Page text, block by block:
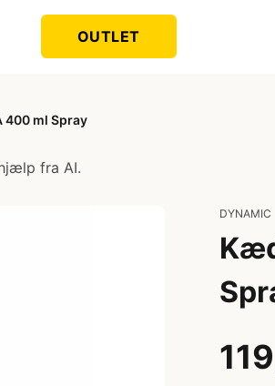
OUTLET
400 ml Spray
fra AI.
DYNAMIC